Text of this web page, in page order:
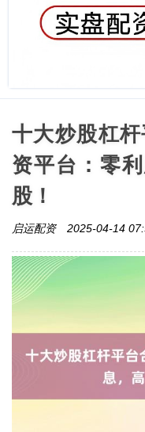
十大炒股杠
资平台：零
股！
启运配资 2025-04-14